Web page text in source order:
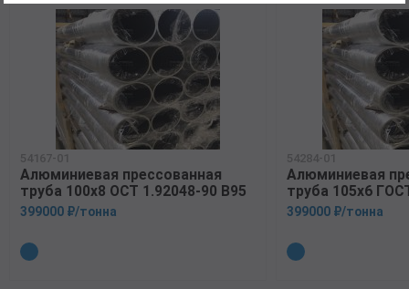
54167-01
Алюминиевая прессованная
труба 100х8 ОСТ 1.92048-90 В95
399000 ₽/тонна
54284-01
Алюминиевая
труба 105х6
399000 ₽/тонна